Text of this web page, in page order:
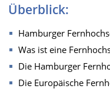
Überblick:
Hamburger
Was ist eine
Die Hamburger
Die Europäische